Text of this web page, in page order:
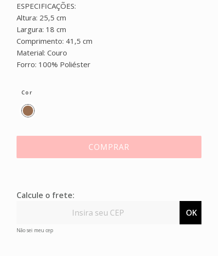
ESPECIFICAÇÕES:
Altura: 25,5 cm
Largura: 18 cm
Comprimento: 41,5 cm
Material: Couro
Forro: 100% Poliéster
Cor
COMPRAR
Calcule o frete:
OK
Não sei meu cep